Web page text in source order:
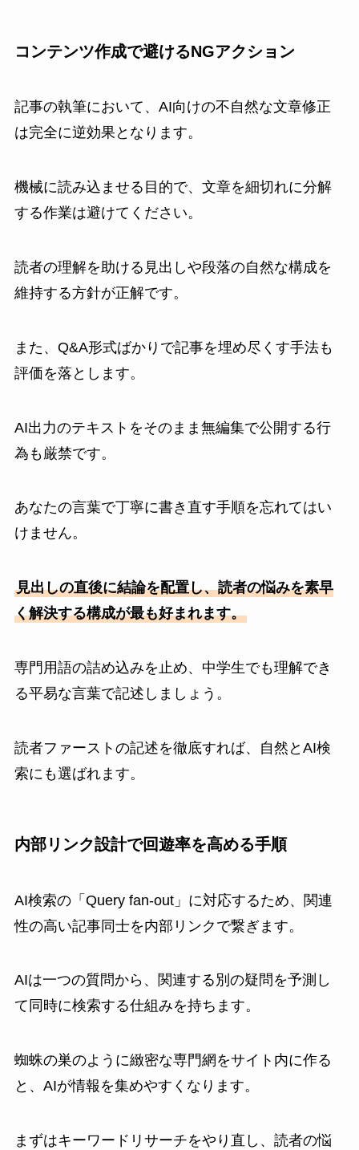
コンテンツ作成で避けるNGアクション
記事の執筆において、AI向けの不自然な文章修正
は完全に逆効果となります。
機械に読み込ませる目的で、文章を細切れに分解
する作業は避けてください。
読者の理解を助ける見出しや段落の自然な構成を
維持する方針が正解です。
また、Q&A形式ばかりで記事を埋め尽くす手法も
評価を落とします。
AI出力のテキストをそのまま無編集で公開する行
為も厳禁です。
あなたの言葉で丁寧に書き直す手順を忘れてはい
けません。
見出しの直後に結論を配置し、読者の悩みを素早
く解決する構成が最も好まれます。
専門用語の詰め込みを止め、中学生でも理解でき
る平易な言葉で記述しましょう。
読者ファーストの記述を徹底すれば、自然とAI検
索にも選ばれます。
内部リンク設計で回遊率を高める手順
AI検索の「Query fan-out」に対応するため、関連
性の高い記事同士を内部リンクで繋ぎます。
AIは一つの質問から、関連する別の疑問を予測し
て同時に検索する仕組みを持ちます。
蜘蛛の巣のように緻密な専門網をサイト内に作る
と、AIが情報を集めやすくなります。
まずはキーワードリサーチをやり直し、読者の悩